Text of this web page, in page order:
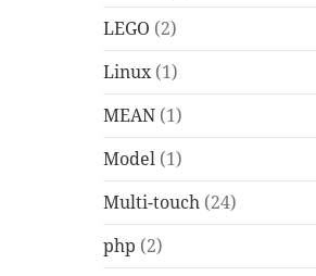
LEGO (2)
Linux(1)
MEAN (1)
Model (1)
Multi-touch (24)
php (2)